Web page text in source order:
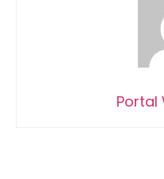
Portal